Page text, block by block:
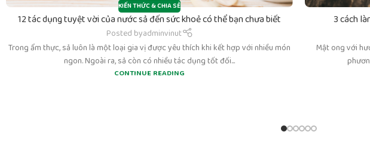
KIẾN THỨC & CHIA SẺ
12 tác dụng tuyệt vời của nước sả đến sức khoẻ có thể bạn chưa biết
Posted byadminvinut
Trong ẩm thực, sả luôn là một loại gia vị được yêu thích khi kết hợp với nhiều món
ngon. Ngoài ra, sả còn có nhiều tác dụng tốt đối...
CONTINUE READING
3 cách
Mật ong với